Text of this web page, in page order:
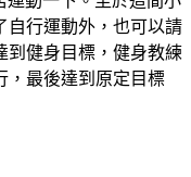
自行運動外，也可以請
到健身目標，健身教練
，最後達到原定目標